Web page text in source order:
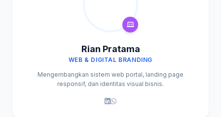
Rian Pratama
WEB & DIGITAL BRANDING
Mengembangkan sistem web portal, landing page
responsif, dan identitas visual bisnis.